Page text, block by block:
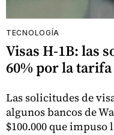
TECNOLOGÍA
Visas H-1B: las
60% por la tarifa
Las solicitudes de
algunos bancos de
$100.000 que